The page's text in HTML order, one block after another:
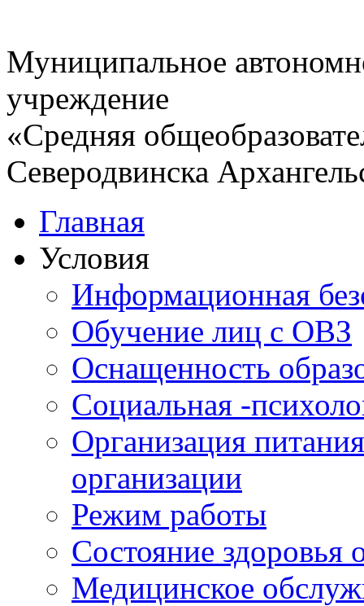
Муниципальное
учреждение
«Средняя
Северодвинска
Главная
Условия
Информационная
Обучение лиц с ОВЗ
Оснащенность
Социальная -
Организация
организации
Режим работы
Состояние
Медицинское